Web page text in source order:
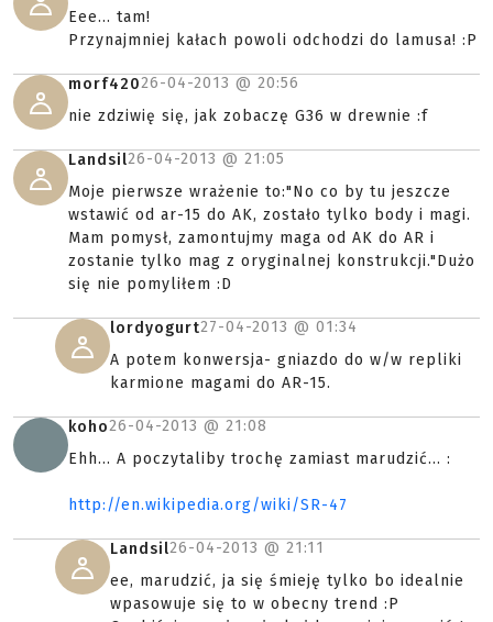
Eee... tam!
Przynajmniej kałach powoli odchodzi do lamusa! :P
morf42026-04-2013 @ 20:56
nie zdziwię się, jak zobaczę G36 w drewnie :f
Landsil26-04-2013 @ 21:05
Moje pierwsze wrażenie to:"No co by tu jeszcze
wstawić od ar-15 do AK, zostało tylko body i magi.
Mam pomysł, zamontujmy maga od AK do AR i
zostanie tylko mag z oryginalnej konstrukcji."Dużo
się nie pomyliłem :D
lordyogurt27-04-2013 @ 01:34
A potem konwersja- gniazdo do w/w repliki
karmione magami do AR-15.
koho26-04-2013 @ 21:08
Ehh... A poczytaliby trochę zamiast marudzić... :
http://en.wikipedia.org/wiki/SR-47
Landsil26-04-2013 @ 21:11
ee, marudzić, ja się śmieję tylko bo idealnie
wpasowuje się to w obecny trend :P